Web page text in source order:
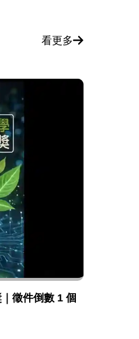
看更多
徵件倒數 1 個